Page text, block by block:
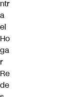
ntr
a
el
Ho
ga
r
Re
de